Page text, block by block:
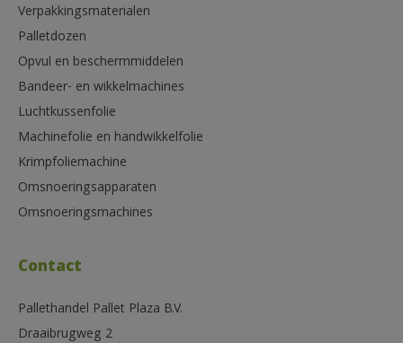
Verpakkingsmaterialen
Palletdozen
Opvul en beschermmiddelen
Bandeer- en wikkelmachines
Luchtkussenfolie
Machinefolie en handwikkelfolie
Krimpfoliemachine
Omsnoeringsapparaten
Omsnoeringsmachines
Contact
Pallethandel Pallet Plaza B.V.
Draaibrugweg 2